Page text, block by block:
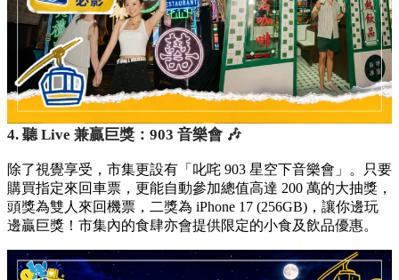
4. 聽 Live 兼贏巨獎：903 音樂會 🎶
除了視覺享受，市集更設有「叱咤 903 星空下音樂會」。只要
購買指定來回車票，更能自動參加總值高達 200 萬的大抽獎，
頭獎為雙人來回機票，二獎為 iPhone 17 (256GB)，讓你邊玩
邊贏巨獎！市集內的食肆亦會提供限定的小食及飲品優惠。